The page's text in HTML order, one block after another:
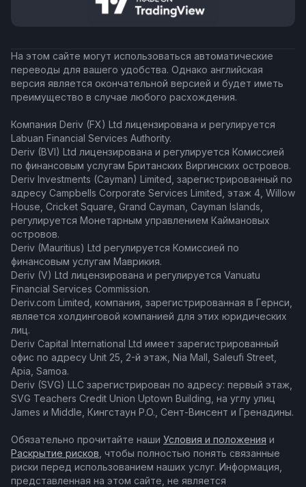
На этом сайте могут использоваться автоматические
переводы для вашего удобства. Однако английская
версия является окончательной версией и будет иметь
преимущество в случае любого расхождения.
Компания Deriv (FX) Ltd лицензирована и регулируется
Labuan Financial Services Authority.
Deriv (BVI) Ltd лицензирована и регулируется Комиссией
по финансовым услугам Британских Виргинских островов.
Deriv Investments (Cayman) Limited, зарегистрированный по
адресу Campbells Corporate Services Limited, этаж 4, Willow
House, Cricket Square, Grand Cayman, Cayman Islands,
регулируется Монетарным управлением Каймановых
островов.
Deriv (Mauritius) Ltd регулируется Комиссией по
финансовым услугам Маврикия.
Deriv (V) Ltd лицензирована и регулируется Vanuatu
Financial Services Commission.
Deriv.com Limited, компания, зарегистрированная в Гернси,
является холдинговой компанией для этих юридических
лиц.
Deriv Capital International Ltd имеет зарегистрированный
офис по адресу Unit 25, 2-й этаж, Nia Mall, Saleufi Street,
Apia, Samoa.
Deriv (SVG) LLC зарегистрирован по адресу: первый этаж,
SVG Teachers Credit Union Uptown Building, на углу улиц
James и Middle, Кингстаун P.O., Сент-Винсент и Гренадины.
Обязательно прочитайте наши Условия и положения и
Раскрытие рисков , чтобы полностью понять связанные
риски перед использованием наших услуг. Информация,
представленная на этом сайте, не является